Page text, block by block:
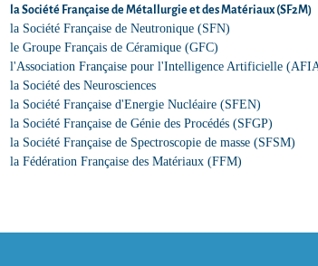
la Société Française de Métallurgie et des Matériaux (SF2M)
la Société Française de Neutronique (SFN)
le Groupe Français de Céramique (GFC)
l'Association Française pour l'Intelligence Artificielle
la Société des Neurosciences
la Société Française d'Energie Nucléaire (SFEN)
la Société Française de Génie des Procédés (SFGP)
la Société Française de Spectroscopie de masse (SFSM)
la Fédération Française des Matériaux (FFM)